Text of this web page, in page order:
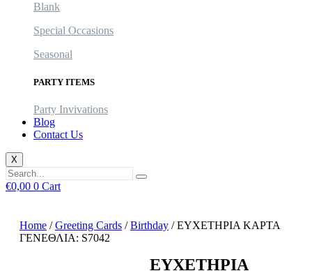
Blank
Special Occasions
Seasonal
PARTY ITEMS
Party Invivations
Blog
Contact Us
X
€0,00 0 Cart
Home /Greeting Cards /Birthday / ΕΥΧΕΤΗΡΙΑ ΚΑΡΤΑ
ΓΕΝΕΘΛΙΑ: S7042
ΕΥΧΕΤΗΡΙΑ